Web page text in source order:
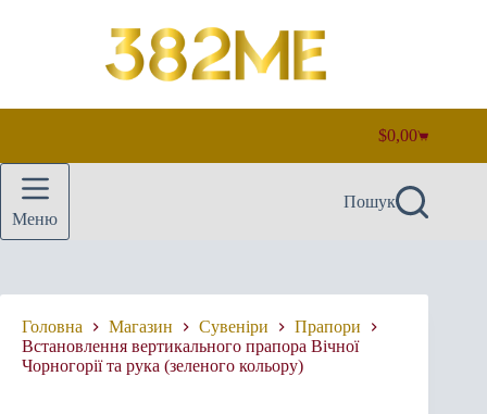
Кошик
$0,00
Меню
Пошук
Головна Магазин Сувеніри
Прапори
Встановлення вертикального прапора Вічної
Чорногорії та рука (зеленого кольору)